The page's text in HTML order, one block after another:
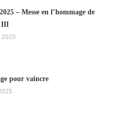
– Messe en l’hommage de
III
pour vaincre